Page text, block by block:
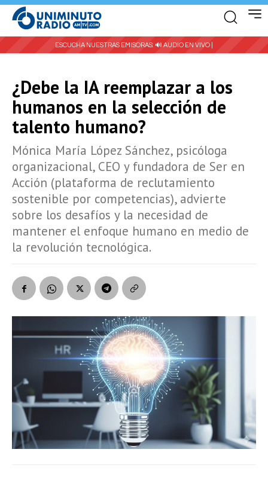
ESCUCHA NUESTRAS EMISORAS: 🔊 AUDIO EN VIVO |
¿Debe la IA reemplazar a los
humanos en la selección de
talento humano?
Mónica María López Sánchez, psicóloga
organizacional, CEO y fundadora de Ser en
Acción (plataforma de reclutamiento
sostenible por competencias), advierte
sobre los desafíos y la necesidad de
mantener el enfoque humano en medio de
la revolución tecnológica.